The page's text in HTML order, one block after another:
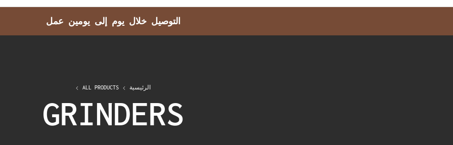
التوصيل خلال يوم إلى يومين عمل
الرئيسية ALL PRODUCTS
GRINDERS